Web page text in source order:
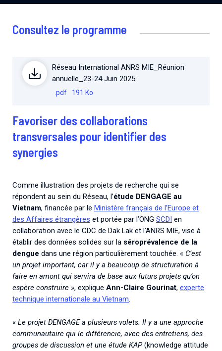
Consultez le programme
Réseau International ANRS MIE_Réunion
annuelle_23-24 Juin 2025
.pdf 191 Ko
Favoriser des collaborations
transversales pour identifier des
synergies
Comme illustration des projets de recherche qui se
répondent au sein du Réseau, l’étude DENGAGE au
Vietnam, financée par le Ministère français de l’Europe et
des Affaires étrangères et portée par l’ONG SCDI en
collaboration avec le CDC de Dak Lak et l’ANRS MIE, vise à
établir des données solides sur la séroprévalence de la
dengue dans une région particulièrement touchée. « C’est
un projet important, car il y a beaucoup de structuration à
faire en amont qui servira de base aux futurs projets qu’on
espère construire », explique Ann-Claire Gourinat, experte
technique internationale au Vietnam.
« Le projet DENGAGE a plusieurs volets. Il y a une approche
communautaire qui le différencie, avec des entretiens, des
groupes de discussion et une étude KAP (knowledge attitude